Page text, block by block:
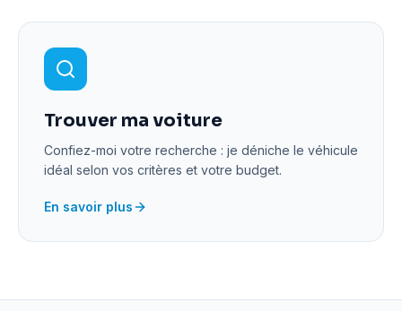
Trouver ma voiture
Confiez-moi votre recherche : je déniche le véhicule
idéal selon vos critères et votre budget.
En savoir plus